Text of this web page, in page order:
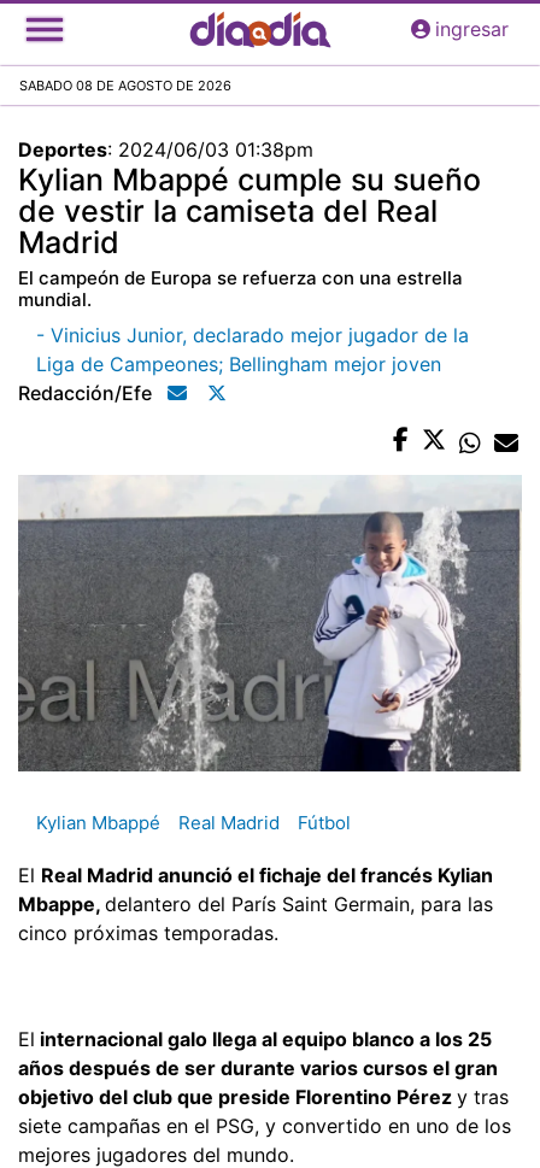
Pasar
al
principal
ingresar
SABADO 08 DE AGOSTO DE 2026
Deportes: 2024/06/03 01:38pm
Kylian Mbappé cumple su sueño
de vestir la camiseta del Real
Madrid
El campeón de Europa se refuerza con una estrella
mundial.
- Vinicius Junior, declarado mejor jugador de la
Liga de Campeones; Bellingham mejor joven
Redacción/efe
Kylian Mbappé Real Madrid Fútbol
El Real Madrid anunció el fichaje del francés Kylian
Mbappe, delantero del París Saint Germain, para las
cinco próximas temporadas.
El internacional galo llega al equipo blanco a los 25
años después de ser durante varios cursos el gran
objetivo del club que preside Florentino Pérez y tras
siete campañas en el PSG, y convertido en uno de los
mejores jugadores del mundo.